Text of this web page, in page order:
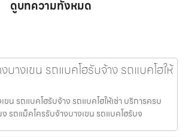
ดูบทความทั้งหมด
บางเขน รถแบคโฮรับจ้าง รถแบคโฮให้
ขน รถแบคโฮรับจ้าง รถแบคโฮให้เช่า บริการครบ
รถแม็คโครรับจ้างบางเขน รถแบคโฮรับจ